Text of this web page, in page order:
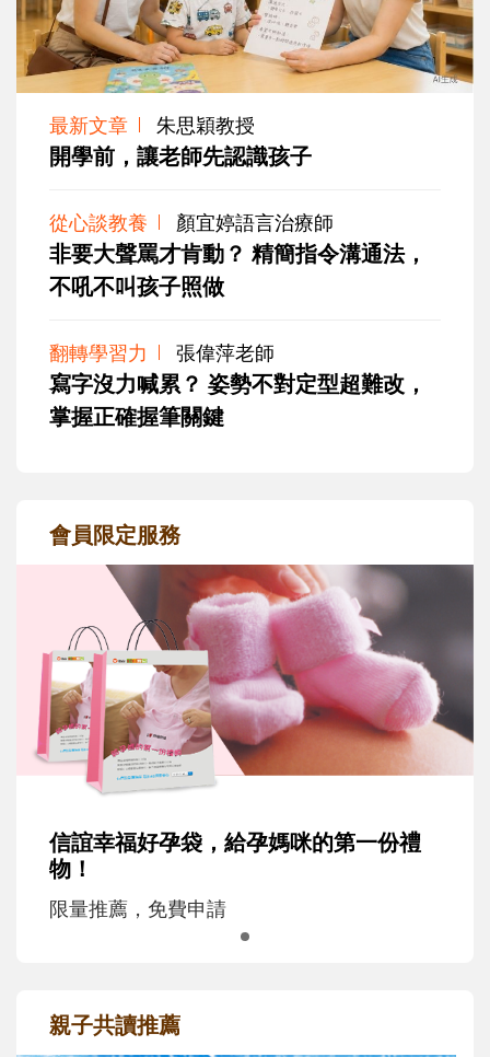
最新文章 朱思穎教授
開學前，讓老師先認識孩子
從心談教養 顏宜婷語言治療師
非要大聲罵才肯動？ 精簡指令溝通法，
不吼不叫孩子照做
翻轉學習力 張偉萍老師
寫字沒力喊累？ 姿勢不對定型超難改，
掌握正確握筆關鍵
會員限定服務
信誼幸福好孕袋，給孕媽咪的第一份禮
物！
限量推薦，免費申請
親子共讀推薦